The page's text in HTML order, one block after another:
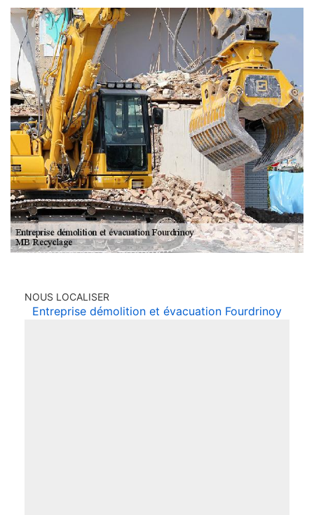
NOUS LOCALISER
Entreprise démolition et évacuation Fourdrinoy